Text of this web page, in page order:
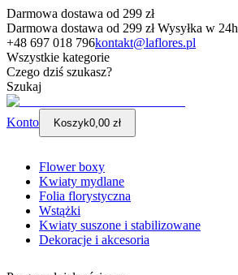
Darmowa dostawa od 299 zł
Darmowa dostawa od 299 złWysyłka w 24h
+48 697 018 796kontakt@laflores.pl
Wszystkie kategorie
Czego dziś szukasz?
Szukaj
Konto Koszyk0,00 zł
Flower boxy
Kwiaty mydlane
Folia florystyczna
Wstążki
Kwiaty suszone i stabilizowane
Dekoracje i akcesoria